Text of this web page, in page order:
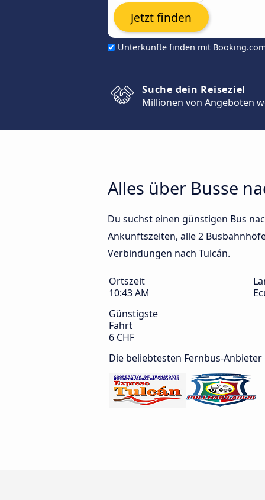
Unterkünfte finden mit
Jetzt finden
Suche dein Reiseziel
Millionen von Angeboten
Alles über Busse
Du suchst einen günstigen Bus
Ankunftszeiten, alle 2
Verbindungen nach Tulcán.
Ortszeit
10:43 AM
Günstigste
Fahrt
6 CHF
Die beliebtesten Fernbus-Anbieter